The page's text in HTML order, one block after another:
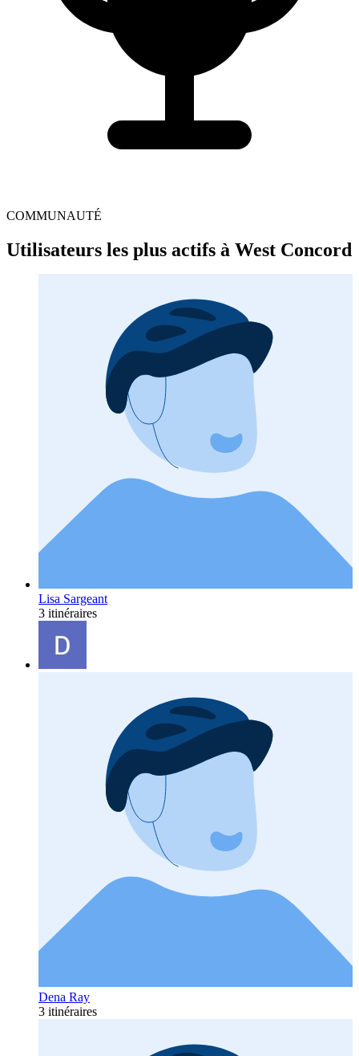
COMMUNAUTÉ
Utilisateurs les plus actifs à West Concord
Lisa Sargeant
3 itinéraires
Dena Ray
3 itinéraires